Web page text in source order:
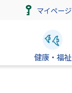
マイページ
健康・福祉